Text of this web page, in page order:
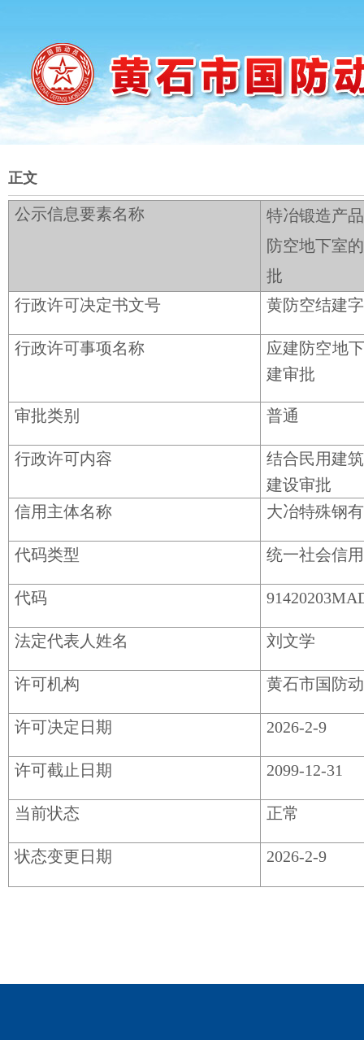
正文
公示信息要素名称
特冶锻造产
防空地下室
批
行政许可决定书文号
黄防空结建
行政许可事项名称
应建防空地
建审批
审批类别 普通
行政许可内容
结合民用建
建设审批
信用主体名称
大冶特殊钢
代码类型 统一社会信
代码
法定代表人姓名 刘文学
许可机构 黄石市国防
许可决定日期 2026-2-9
许可截止日期 2099-12-31
当前状态 正常
状态变更日期 2026-2-9